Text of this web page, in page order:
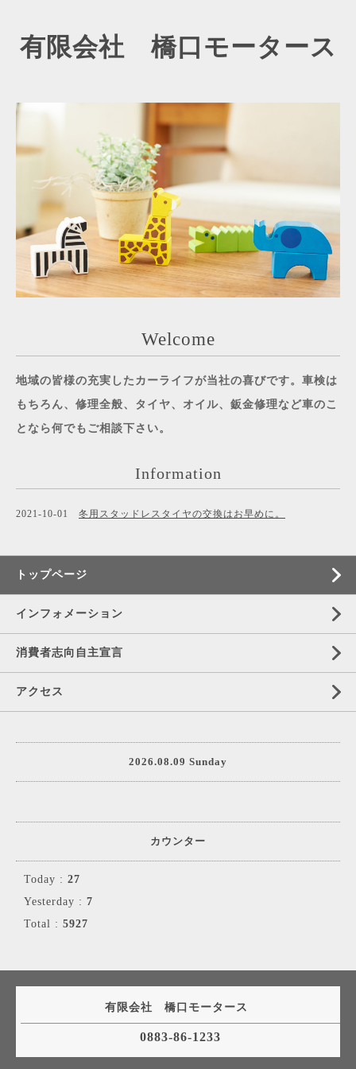
有限会社 橋口モータース
Welcome
地域の皆様の充実したカーライフが当社の喜びです。車検は
もちろん、修理全般、タイヤ、オイル、鈑金修理など車のこ
となら何でもご相談下さい。
Information
2021-10-01 冬用スタッドレスタイヤの交換はお早めに。
トップページ
インフォメーション
消費者志向自主宣言
アクセス
2026.08.09 Sunday
カウンター
Today : 27
Yesterday : 7
Total : 5927
有限会社 橋口モータース
0883-86-1233